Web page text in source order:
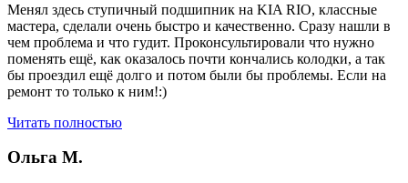
Менял здесь ступичный подшипник на KIA RIO, классные
мастера, сделали очень быстро и качественно. Сразу нашли в
чем проблема и что гудит. Проконсультировали что нужно
поменять ещё, как оказалось почти кончались колодки, а так
бы проездил ещё долго и потом были бы проблемы. Если на
ремонт то только к ним!:)
Читать полностью
Ольга М.